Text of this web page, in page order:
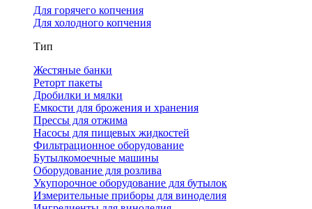
Для горячего копчения
Для холодного копчения
Тип
Жестяные банки
Реторт пакеты
Дробилки и мялки
Емкости для брожения и хранения
Прессы для отжима
Насосы для пищевых жидкостей
Фильтрационное оборудование
Бутылкомоечные машины
Оборудование для розлива
Укупорочное оборудование для бутылок
Измерительные приборы для виноделия